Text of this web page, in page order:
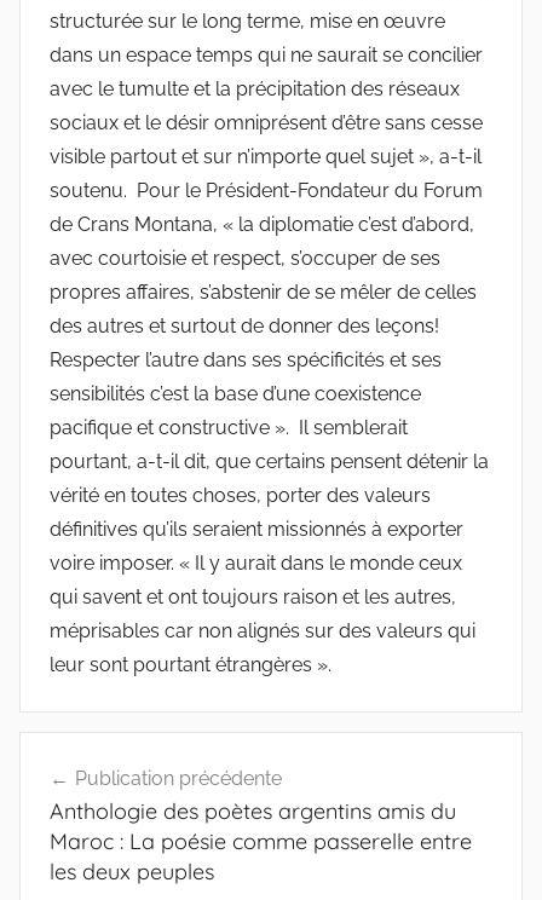
structurée sur le long terme, mise en œuvre
dans un espace temps qui ne saurait se concilier
avec le tumulte et la précipitation des réseaux
sociaux et le désir omniprésent d’être sans cesse
visible partout et sur n’importe quel sujet », a-t-il
soutenu. Pour le Président-Fondateur du Forum
de Crans Montana, « la diplomatie c’est d’abord,
avec courtoisie et respect, s’occuper de ses
propres affaires, s’abstenir de se mêler de celles
des autres et surtout de donner des leçons!
Respecter l’autre dans ses spécificités et ses
sensibilités c’est la base d’une coexistence
pacifique et constructive ». Il semblerait
pourtant, a-t-il dit, que certains pensent détenir la
vérité en toutes choses, porter des valeurs
définitives qu’ils seraient missionnés à exporter
voire imposer. « Il y aurait dans le monde ceux
qui savent et ont toujours raison et les autres,
méprisables car non alignés sur des valeurs qui
leur sont pourtant étrangères ».
de
l’article
Publication précédente
Anthologie des poètes argentins amis du
Maroc : La poésie comme passerelle entre
les deux peuples